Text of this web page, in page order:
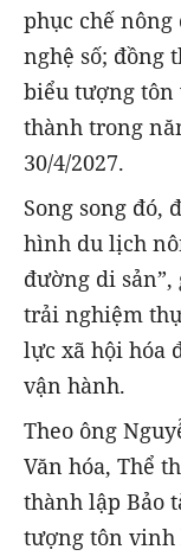
phục chế
nghệ số; đồng
biểu tượng tôn
thành trong
30/4/2027.
Song song đó,
hình du lịch
đường di
trải nghiệm
lực xã hội hóa
vận hành.
Theo ông
Văn hóa, Thể
thành lập Bảo
tượng tôn vinh